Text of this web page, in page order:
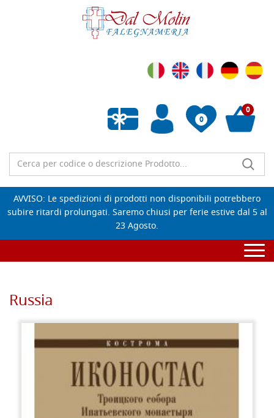
0
Wishlist vuota
0
AVVISO: Le spedizioni di prodotti non disponibili potrebbero
subire ritardi prolungati. Saremo chiusi per ferie estive dal 5 al
23 Agosto.
Russia